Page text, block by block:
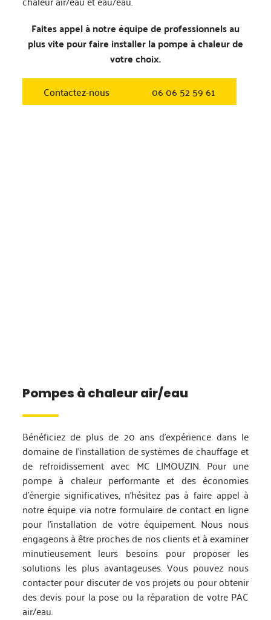
Faites appel à notre équipe de professionnels au
plus vite pour faire installer la pompe à chaleur de
votre choix.
Contactez-nous 06 06 52 59 61
Pompes à chaleur air/eau
Bénéficiez de plus de 20 ans d’expérience dans le
domaine de l’installation de systèmes de chauffage et
de refroidissement avec MC LIMOUZIN. Pour une
pompe à chaleur performante et des économies
d’énergie significatives, n’hésitez pas à faire appel à
notre équipe via notre formulaire de contact en ligne
pour l’installation de votre équipement. Nous nous
engageons à être proches de nos clients et à examiner
minutieusement leurs besoins pour proposer les
solutions les plus avantageuses. Vous pouvez nous
contacter pour discuter de vos projets ou pour obtenir
des devis pour la pose ou la réparation de votre PAC
air/eau.